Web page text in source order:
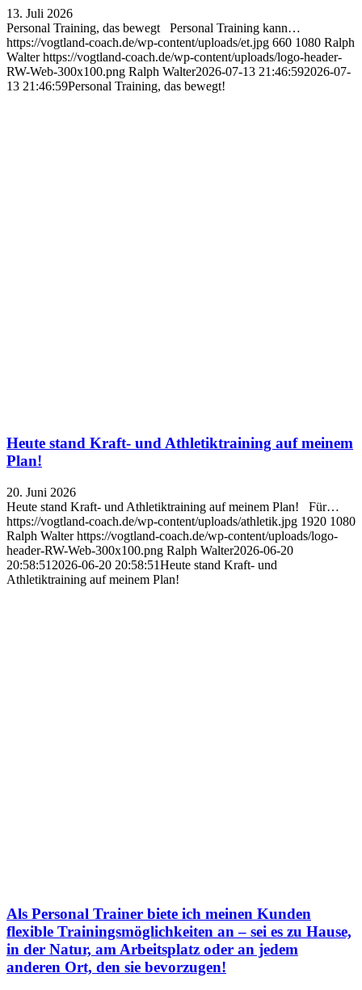
13. Juli 2026
Personal Training, das bewegt Personal Training kann…
https://vogtland-coach.de/wp-content/uploads/et.jpg 660 1080 Ralph
Walter https://vogtland-coach.de/wp-content/uploads/logo-header-
RW-Web-300x100.png Ralph Walter2026-07-13 21:46:592026-07-
13 21:46:59Personal Training, das bewegt!
Heute stand Kraft- und Athletiktraining auf meinem
Plan!
20. Juni 2026
Heute stand Kraft- und Athletiktraining auf meinem Plan! Für…
https://vogtland-coach.de/wp-content/uploads/athletik.jpg 1920 1080
Ralph Walter https://vogtland-coach.de/wp-content/uploads/logo-
header-RW-Web-300x100.png Ralph Walter2026-06-20
20:58:51 2026-06-20 20:58:51Heute stand Kraft- und
Athletiktraining auf meinem Plan!
Als Personal Trainer biete ich meinen Kunden
flexible Trainingsmöglichkeiten an – sei es zu Hause,
in der Natur, am Arbeitsplatz oder an jedem
anderen Ort, den sie bevorzugen!